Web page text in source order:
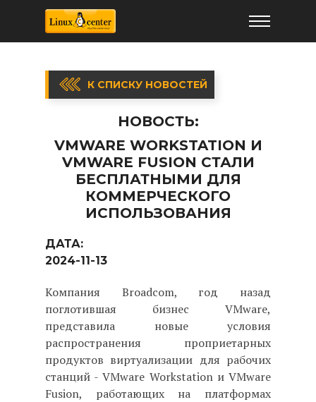
К СПИСКУ НОВОСТЕЙ
НОВОСТЬ:
VMWARE WORKSTATION И
VMWARE FUSION СТАЛИ
БЕСПЛАТНЫМИ ДЛЯ
КОММЕРЧЕСКОГО
ИСПОЛЬЗОВАНИЯ
ДАТА:
2024-11-13
Компания Broadcom, год назад
поглотившая бизнес VMware,
представила новые условия
распространения проприетарных
продуктов виртуализации для рабочих
станций - VMware Workstation и VMware
Fusion, работающих на платформах